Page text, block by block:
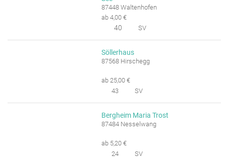
87448 Waltenhofen
ab 4,00 €
40 SV
Söllerhaus
87568 Hirschegg
ab 25,00 €
43
SV
Bergheim Maria Trost
87484 Nesselwang
ab 5,20 €
24
SV